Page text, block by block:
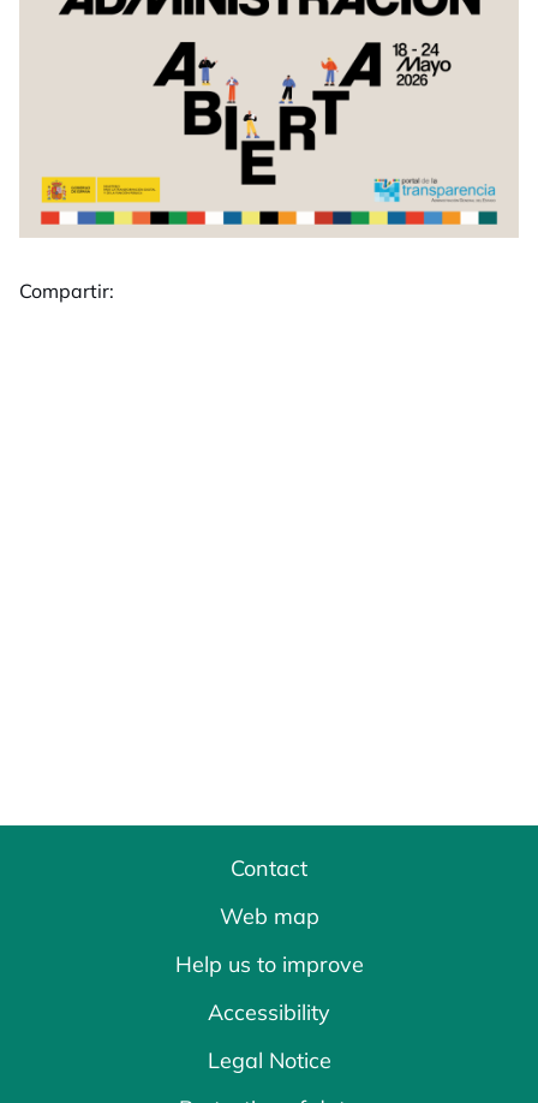
Compartir:
Contact
Web map
Help us to improve
Accessibility
Legal Notice